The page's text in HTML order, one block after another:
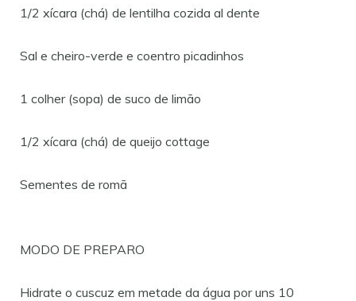
1/2 xícara (chá) de lentilha cozida al dente
Sal e cheiro-verde e coentro picadinhos
1 colher (sopa) de suco de limão
1/2 xícara (chá) de queijo cottage
Sementes de romã
MODO DE PREPARO
Hidrate o cuscuz em metade da água por uns 10